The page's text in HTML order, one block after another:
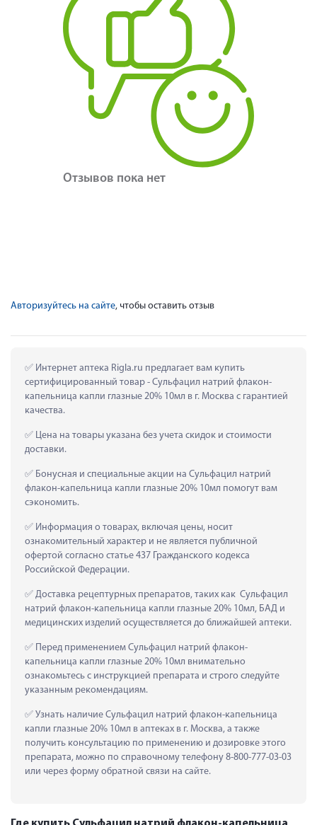
Отзывов пока нет
Авторизуйтесь на сайте, чтобы оставить отзыв
Интернет аптека Rigla.ru предлагает вам купить
сертифицированный товар - Сульфацил натрий флакон-
капельница капли глазные 20% 10мл в г. Москва с гарантией
качества.
Цена на товары указана без учета скидок и стоимости
доставки.
Бонусная и специальные акции на Сульфацил натрий
флакон-капельница капли глазные 20% 10мл помогут вам
сэкономить.
Информация о товарах, включая цены, носит
ознакомительный характер и не является публичной
офертой согласно статье 437 Гражданского кодекса
Российской Федерации.
Доставка рецептурных препаратов, таких как  Сульфацил
натрий флакон-капельница капли глазные 20% 10мл, БАД и
медицинских изделий осуществляется до ближайшей аптеки.
Перед применением Сульфацил натрий флакон-
капельница капли глазные 20% 10мл внимательно
ознакомьтесь с инструкцией препарата и строго следуйте
указанным рекомендациям.
Узнать наличие Сульфацил натрий флакон-капельница
капли глазные 20% 10мл в аптеках в г. Москва, а также
получить консультацию по применению и дозировке этого
препарата, можно по справочному телефону 8-800-777-03-03
или через форму обратной связи на сайте.